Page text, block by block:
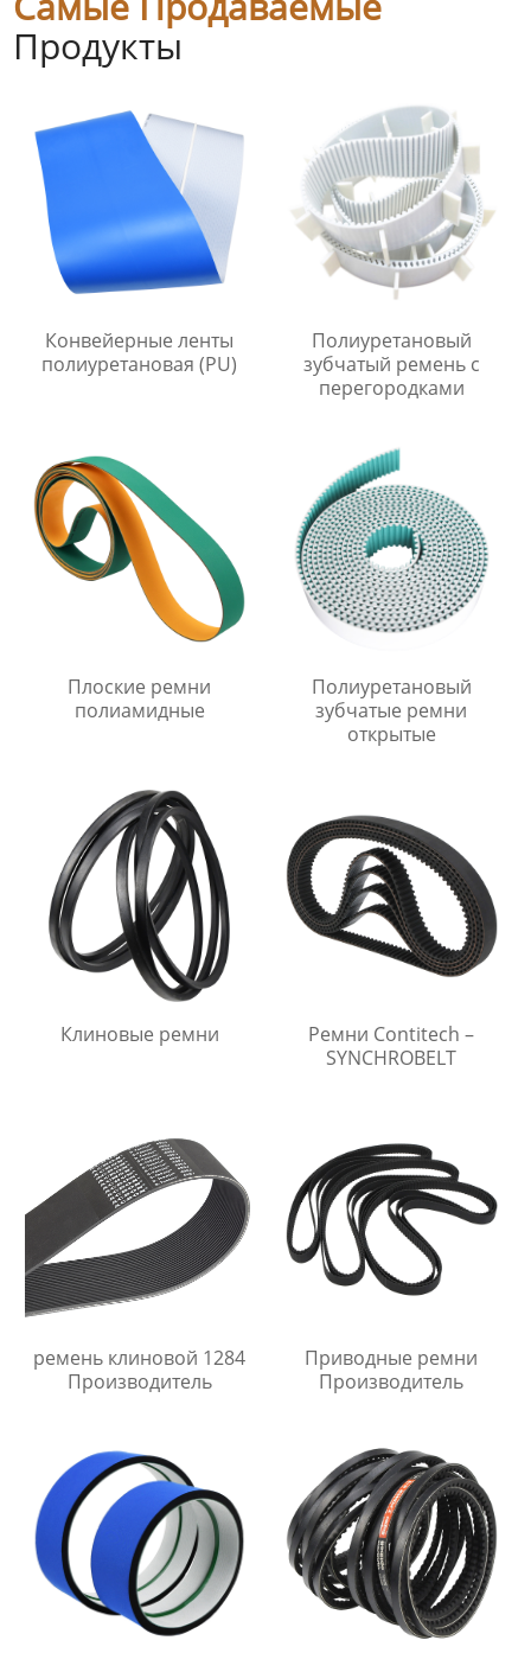
Продукты
Конвейерные ленты
полиуретановая (PU)
Полиуретановый
зубчатый ремень с
перегородками
Плоские ремни
полиамидные
Полиуретановый
зубчатые ремни
открытые
Клиновые ремни
Ремни Contitech –
SYNCHROBELT
ремень клиновой 1284
Производитель
Приводные ремни
Производитель